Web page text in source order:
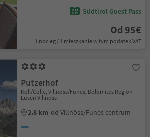
Südtirol Guest Pass
Od 95€
1 nocleg / 1 mieszkanie w tym podatek VAT
Putzerhof
Koll/Colle, Villnöss/Funes, Dolomites Region
Lüsen Villnöss
2.8 km od Villnöss/Funes centrum